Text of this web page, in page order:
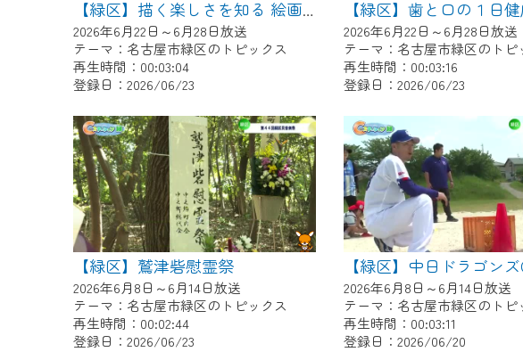
【緑区】描く楽しさを知る 絵画教室ボザール
2026年6月22日～6月28日放送
テーマ：名古屋市緑区のトピックス
再生時間：00:03:04
登録日：2026/06/23
2026年6月22日～6月28日放送
テーマ：名古屋市緑区のトピ
再生時間：00:03:16
登録日：2026/06/23
【緑区】鷲津砦慰霊祭
2026年6月8日～6月14日放送
テーマ：名古屋市緑区のトピックス
再生時間：00:02:44
登録日：2026/06/23
2026年6月8日～6月14日放送
テーマ：名古屋市緑区のトピ
再生時間：00:03:11
登録日：2026/06/20